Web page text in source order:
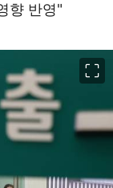
향 반영"